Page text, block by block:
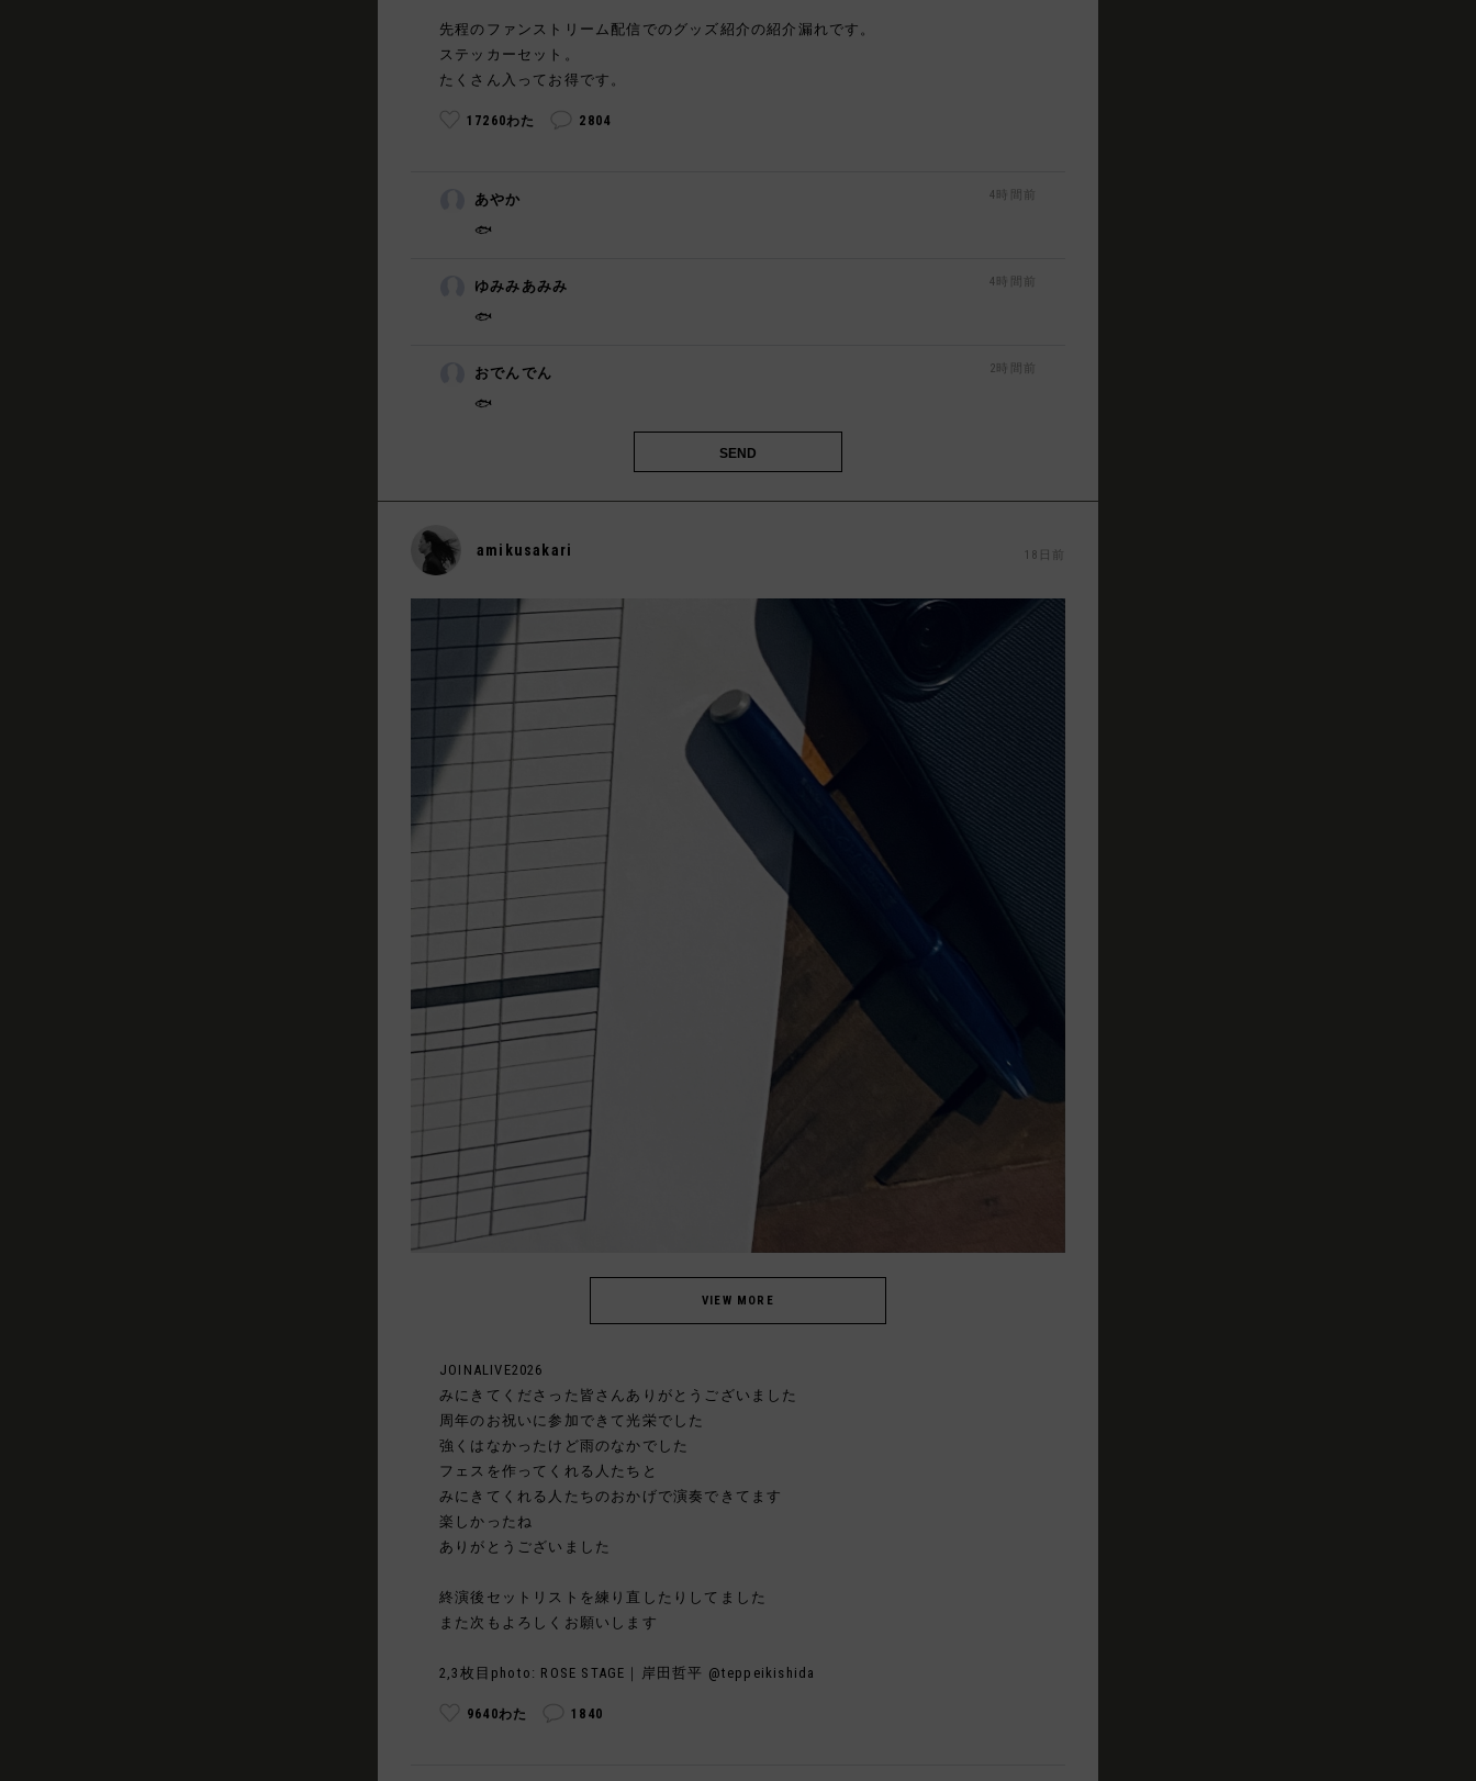
先程のファンストリーム配信でのグッズ紹介の紹介漏れです。
ステッカーセット。
たくさん入ってお得です。
17260わた 2804
あやか
🐟
4時間前
ゆみみあみみ
🐟
4時間前
おでんでん
🐟
2時間前
amikusakari 18日前
JOINALIVE2026
みにきてくださった皆さんありがとうございました
周年のお祝いに参加できて光栄でした
強くはなかったけど雨のなかでした
フェスを作ってくれる人たちと
みにきてくれる人たちのおかげで演奏できてます
楽しかったね
ありがとうございました
終演後セットリストを練り直したりしてました
また次もよろしくお願いします
2,3枚目photo: ROSE STAGE｜岸田哲平 @teppeikishida
9640わた 1840